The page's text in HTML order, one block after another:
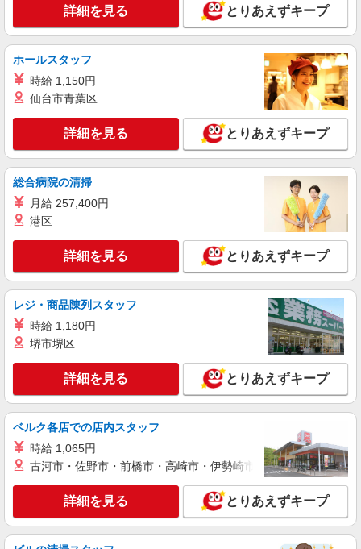
級・2級）】 時給1,520円 ◎週20時間以上勤務
（社保加入者）の場合は時給1,570円 ＊早朝（〜
8:00）：時給1,900円〜 ＊日曜祝日：時給1,820
キープ 詳細を見る
アルバイト パート
SOMPOケア 川口東領家 定期巡回/5254db2
★夜勤：1勤務14,912円〜15,312円（時給制・
夜勤手当含む） 時給：1,364円 ◎週20時間以上勤
務（社保加入者）の場合は時給：1,414円
埼玉県川口市東領家2丁目8-6 【そんぽの家
S 川口東領家】建物内
キープ 詳細を見る
株式会社kotrio /●SW-H1-2094196
シニア向けマンションで見守り・食事配膳等＊
川口駅＊日払可
時給1650円〜2312円 ＜日払い有/週払い有/交
キープ 詳細を見る
株式会社kotrio /●SW-H1-2069815
蕨駅★未経験OKの人間関係に悩まない職場へ
★サ高住スタッフ
時給1650円〜2312円 ＜日払い有/週払い有/交
通費全支給(ガソリン代含む)＞
川口市 ★来社不要/面接なし
詳細を見る とりあえずキープ
ホールスタッフ
時給 1,150円
仙台市青葉区
詳細を見る とりあえずキープ
総合病院の清掃
月給 257,400円
港区
詳細を見る とりあえずキープ
レジ・商品陳列スタッフ
時給 1,180円
堺市堺区
詳細を見る とりあえずキープ
ベルク各店での店内スタッフ
時給 1,065円
古河市・佐野市・前橋市・高崎市・伊勢崎市・太田市・館林市
詳細を見る とりあえずキープ